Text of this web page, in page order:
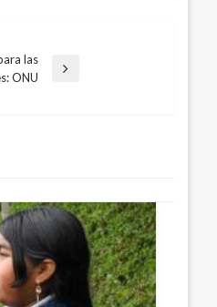
las
ONU